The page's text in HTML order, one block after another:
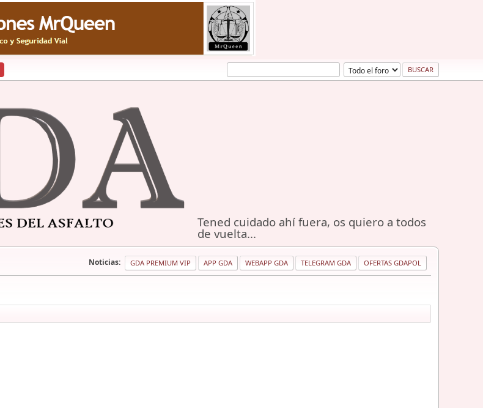
Tened cuidado ahí fuera, os quiero a todos
de vuelta...
Noticias: GDA PREMIUM VIP APP GDA WEBAPP GDA TELEGRAM GDA OFERTAS GDAPOL